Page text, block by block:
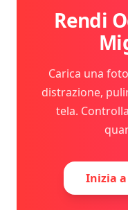
Rendi
Carica una
distrazione,
tela.
Inizia